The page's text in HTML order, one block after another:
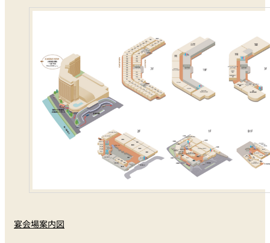
宴会場案内図